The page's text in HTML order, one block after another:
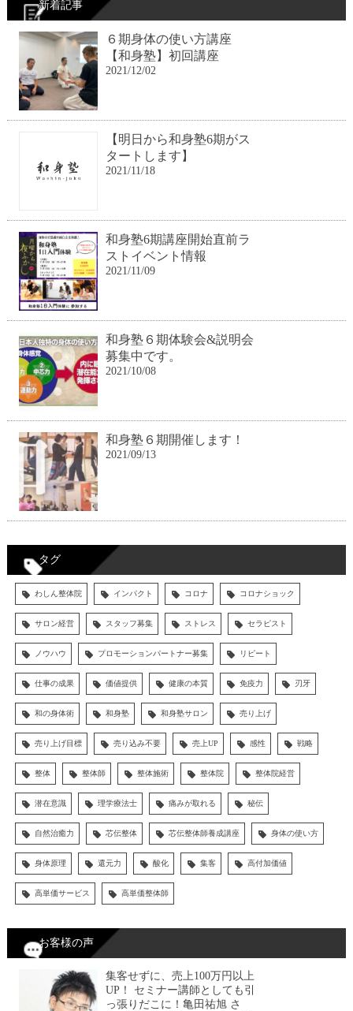
新着記事
６期身体の使い方講座
【和身塾】初回講座
2021/12/02
【明日から和身塾6期がス
タートします】
2021/11/18
和身塾6期講座開始直前ラ
ストイベント情報
2021/11/09
和身塾６期体験会&説明会
募集中です。
2021/10/08
和身塾６期開催します！
2021/09/13
タグ
わしん整体院 インパクト コロナ コロナショック
サロン経営 スタッフ募集 ストレス セラピスト
ノウハウ プロモーションパートナー募集 リピート
仕事の成果 価値提供 健康の本質 免疫力 刃牙
和の身体術 和身塾 和身塾サロン 売り上げ
売り上げ目標 売り込み不要 売上UP 感性 戦略
整体 整体師 整体施術 整体院 整体院経営
潜在意識 理学療法士 痛みが取れる 秘伝
自然治癒力 芯伝整体 芯伝整体師養成講座 身体の使い方
身体原理 還元力 酸化 集客 高付加価値
高単価サービス 高単価整体師
お客様の声
集客せずに、売上100万円以上
UP！ セミナー講師としても引
っ張りだこに！亀田祐旭 さ